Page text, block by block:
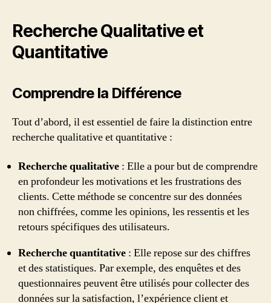
Recherche Qualitative et
Quantitative
Comprendre la Différence
Tout d’abord, il est essentiel de faire la distinction entre
recherche qualitative et quantitative :
Recherche qualitative : Elle a pour but de comprendre
en profondeur les motivations et les frustrations des
clients. Cette méthode se concentre sur des données
non chiffrées, comme les opinions, les ressentis et les
retours spécifiques des utilisateurs.
Recherche quantitative : Elle repose sur des chiffres
et des statistiques. Par exemple, des enquêtes et des
questionnaires peuvent être utilisés pour collecter des
données sur la satisfaction, l’expérience client et